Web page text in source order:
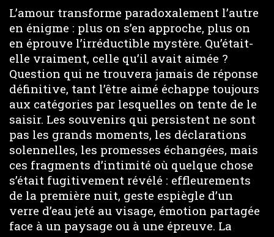
L’amour transforme paradoxalement l’autre
en énigme : plus on s’en approche, plus on
en éprouve l’irréductible mystère. Qu’était-
elle vraiment, celle qu’il avait aimée ?
Question qui ne trouvera jamais de réponse
définitive, tant l’être aimé échappe toujours
aux catégories par lesquelles on tente de le
saisir. Les souvenirs qui persistent ne sont
pas les grands moments, les déclarations
solennelles, les promesses échangées, mais
ces fragments d’intimité où quelque chose
s’était fugitivement révélé : effleurements
de la première nuit, geste espiègle d’un
verre d’eau jeté au visage, émotion partagée
face à un paysage ou à une épreuve. La